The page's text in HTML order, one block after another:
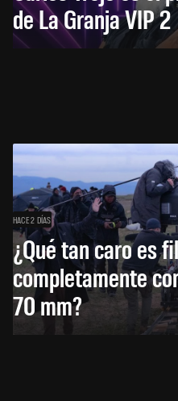
de La Granja VIP 2
HACE 2 DÍAS
¿Qué tan caro es
completamente
70 mm?